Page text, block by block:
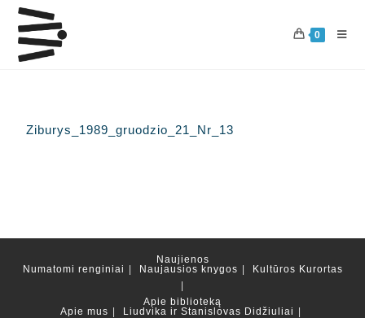
0
Ziburys_1989_gruodzio_21_Nr_13
Naujienos
Numatomi renginiai
Naujausios knygos Kultūros Kurortas
Apie biblioteką
Apie mus
Liudvika ir Stanislovas Didžiuliai